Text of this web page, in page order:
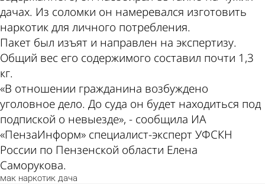
дачах. Из соломки он намеревался изготовить
наркотик для личного потребления.
Пакет был изъят и направлен на экспертизу.
Общий вес его содержимого составил почти 1,3
кг.
«В отношении гражданина возбуждено
уголовное дело. До суда он будет находиться под
подпиской о невыезде», - сообщила ИА
«ПензаИнформ» специалист-эксперт УФСКН
России по Пензенской области Елена
Саморукова.
мак наркотик дача